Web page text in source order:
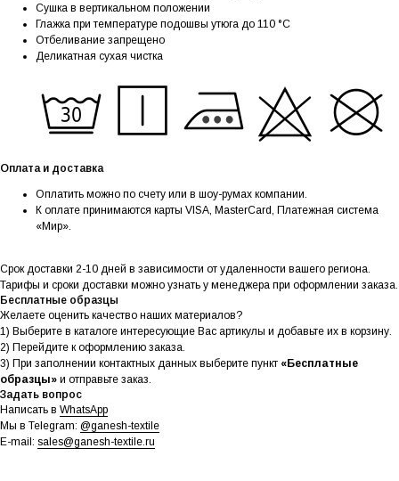
Сушка в вертикальном положении
Глажка при температуре подошвы утюга до 110 °C
Отбеливание запрещено
Деликатная сухая чистка
Оплата и доставка
Оплатить можно по счету или в шоу-румах компании.
К оплате принимаются карты VISA, MasterCard, Платежная система
«Мир».
Срок доставки 2-10 дней в зависимости от удаленности вашего региона.
Тарифы и сроки доставки можно узнать у менеджера при оформлении заказа.
Бесплатные образцы
Желаете оценить качество наших материалов?
1) Выберите в каталоге интересующие Вас артикулы и добавьте их в корзину.
2) Перейдите к оформлению заказа.
3) При заполнении контактных данных выберите пункт «Бесплатные
образцы» и отправьте заказ.
Задать вопрос
Написать в WhatsApp
Мы в Telegram: @ganesh-textile
E-mail: sales@ganesh-textile.ru